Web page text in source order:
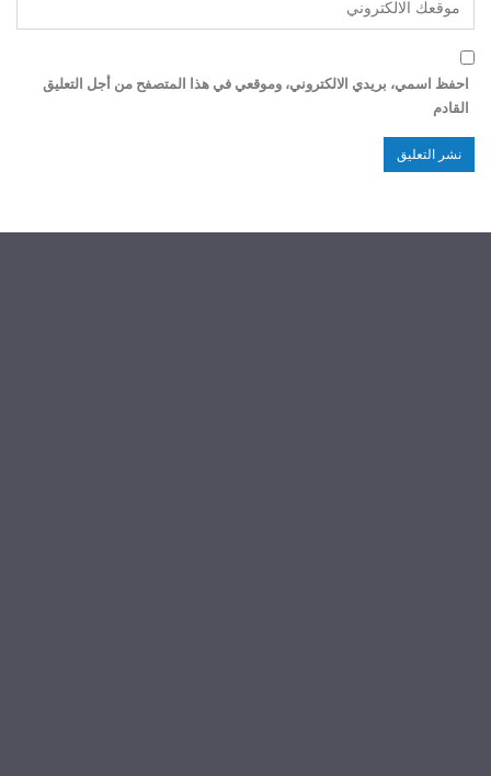
احفظ اسمي، بريدي الالكتروني، وموقعي في هذا المتصفح من أجل التعليق
القادم